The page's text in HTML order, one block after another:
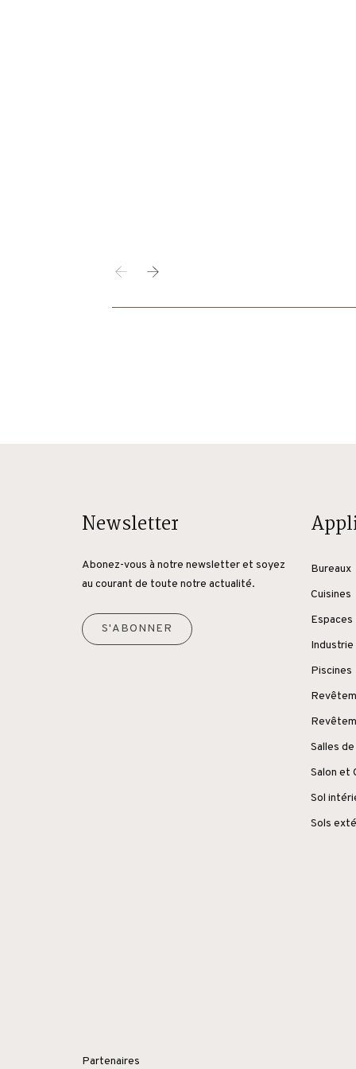
Newsletter
Abonez-vous à notre newsletter et soyez
au courant de toute notre actualité.
S'ABONNER
Bureaux
Cuisines
Espaces
Industrie
Piscines
Salles
Salon et
Sol
Sols
Partenaires